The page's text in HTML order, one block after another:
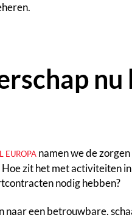
EUROPAnamen we de
zit het met activiteiten
nodig hebben?
naar een betrouwbare,